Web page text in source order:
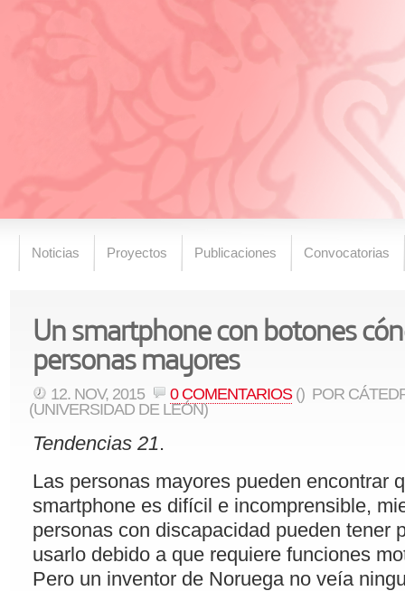
Noticias Proyectos Publicaciones Convocatorias
Un smartphone con botones
personas mayores
12. NOV, 2015 0 COMENTARIOS() POR
(UNIVERSIDAD DE LEÓN)
Tendencias 21.
Las personas mayores pueden encontrar
smartphone es difícil e incomprensible,
personas con discapacidad pueden tener
usarlo debido a que requiere funciones
Pero un inventor de Noruega no veía